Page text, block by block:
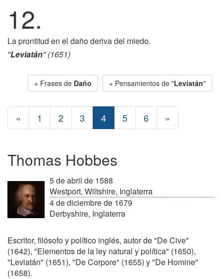
12.
La prontitud en el daño deriva del miedo.
"Leviatán" (1651)
+ Frases de Daño + Pensamientos de "Leviatán"
« 1 2 3 4 5 6 »
Thomas Hobbes
5 de abril de 1588
Westport, Wiltshire, Inglaterra
4 de diciembre de 1679
Derbyshire, Inglaterra
Escritor, filósofo y político inglés, autor de "De Cive"
(1642), "Elementos de la ley natural y política" (1650),
"Leviatán" (1651), "De Corpore" (1655) y "De Homine"
(1658).